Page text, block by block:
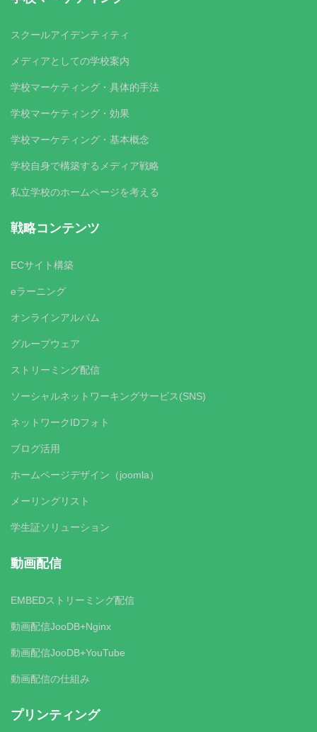
スクールアイデンティティ
メディアとしての学校案内
学校マーケティング・具体的手法
学校マーケティング・効果
学校マーケティング・基本概念
学校自身で構築するメディア戦略
私立学校のホームページを考える
戦略コンテンツ
ECサイト構築
eラーニング
オンラインアルバム
グループウェア
ストリーミング配信
ソーシャルネットワーキングサービス(SNS)
ネットワークIDフォト
ブログ活用
ホームページデザイン（joomla）
メーリングリスト
学生証ソリューション
動画配信
EMBEDストリーミング配信
動画配信JooDB+Nginx
動画配信JooDB+YouTube
動画配信の仕組み
プリンティング